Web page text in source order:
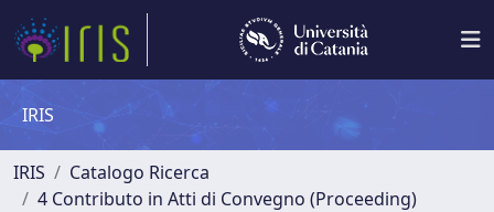
IRIS
IRIS
Catalogo Ricerca
4 Contributo in Atti di Convegno (Proceeding)